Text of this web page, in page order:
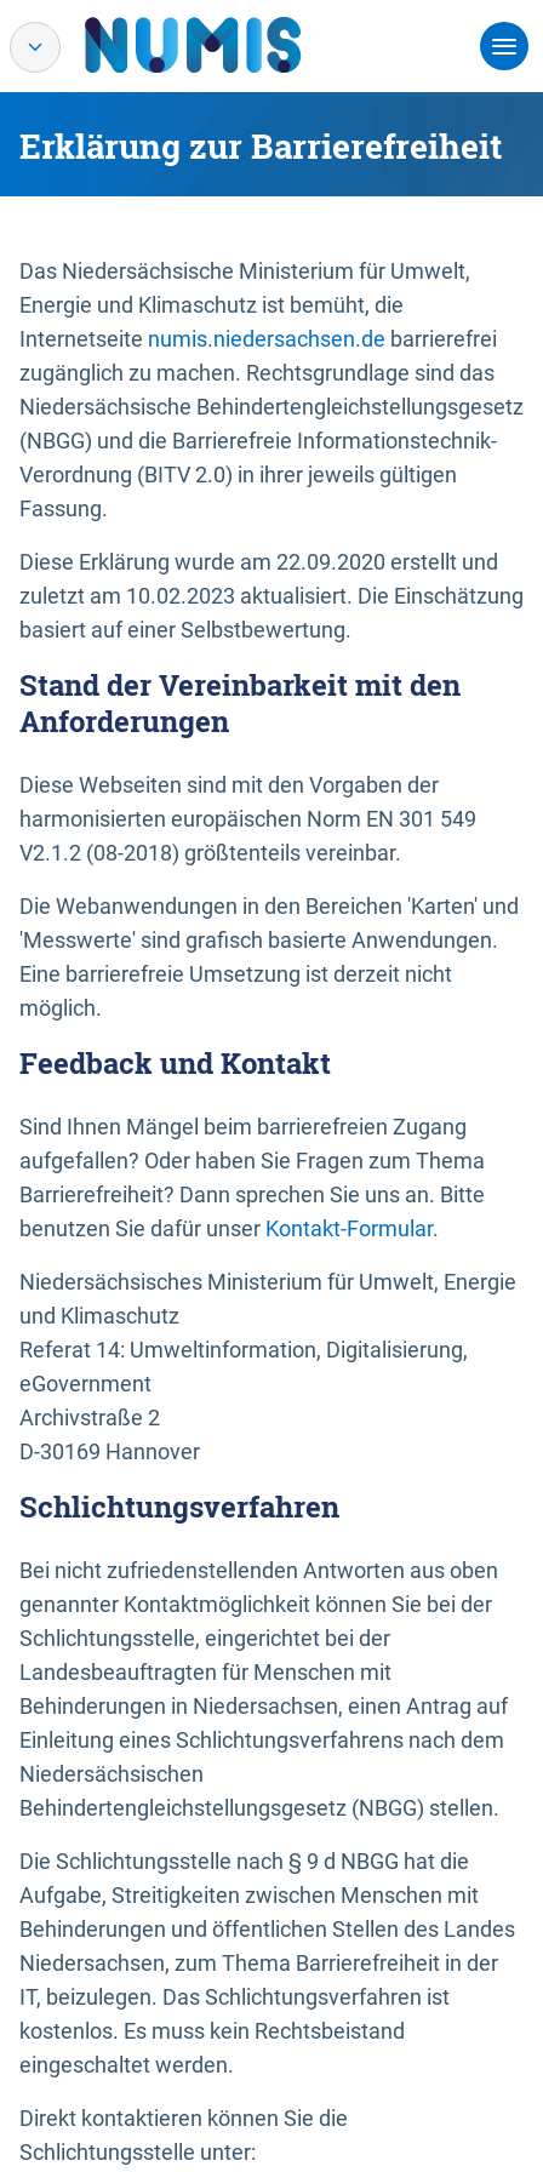
Erklärung zur Barrierefreiheit
Das Niedersächsische Ministerium für Umwelt,
Energie und Klimaschutz ist bemüht, die
Internetseite numis.niedersachsen.de barrierefrei
zugänglich zu machen. Rechtsgrundlage sind das
Niedersächsische Behindertengleichstellungsgesetz
(NBGG) und die Barrierefreie Informationstechnik-
Verordnung (BITV 2.0) in ihrer jeweils gültigen
Fassung.
Diese Erklärung wurde am 22.09.2020 erstellt und
zuletzt am 10.02.2023 aktualisiert. Die Einschätzung
basiert auf einer Selbstbewertung.
Stand der Vereinbarkeit mit den
Anforderungen
Diese Webseiten sind mit den Vorgaben der
harmonisierten europäischen Norm EN 301 549
V2.1.2 (08-2018) größtenteils vereinbar.
Die Webanwendungen in den Bereichen 'Karten' und
'Messwerte' sind grafisch basierte Anwendungen.
Eine barrierefreie Umsetzung ist derzeit nicht
möglich.
Feedback und Kontakt
Sind Ihnen Mängel beim barrierefreien Zugang
aufgefallen? Oder haben Sie Fragen zum Thema
Barrierefreiheit? Dann sprechen Sie uns an. Bitte
benutzen Sie dafür unser Kontakt-Formular.
Niedersächsisches Ministerium für Umwelt, Energie
und Klimaschutz
Referat 14: Umweltinformation, Digitalisierung,
eGovernment
Archivstraße 2
D-30169 Hannover
Schlichtungsverfahren
Bei nicht zufriedenstellenden Antworten aus oben
genannter Kontaktmöglichkeit können Sie bei der
Schlichtungsstelle, eingerichtet bei der
Landesbeauftragten für Menschen mit
Behinderungen in Niedersachsen, einen Antrag auf
Einleitung eines Schlichtungsverfahrens nach dem
Niedersächsischen
Behindertengleichstellungsgesetz (NBGG) stellen.
Die Schlichtungsstelle nach § 9 d NBGG hat die
Aufgabe, Streitigkeiten zwischen Menschen mit
Behinderungen und öffentlichen Stellen des Landes
Niedersachsen, zum Thema Barrierefreiheit in der
IT, beizulegen. Das Schlichtungsverfahren ist
kostenlos. Es muss kein Rechtsbeistand
eingeschaltet werden.
Direkt kontaktieren können Sie die
Schlichtungsstelle unter: